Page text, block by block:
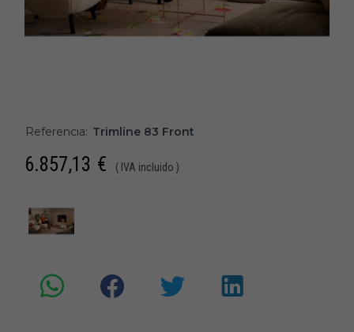
Referencia: Trimline 83 Front
6.857,13 € ( IVA incluido )